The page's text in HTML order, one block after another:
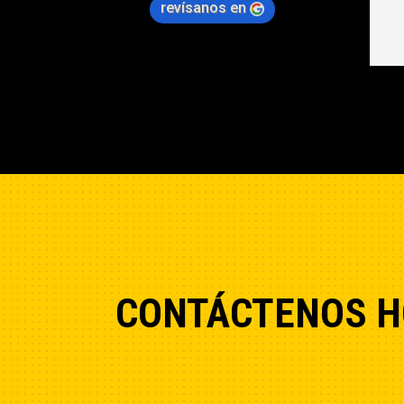
revísanos en
CONTÁCTENOS